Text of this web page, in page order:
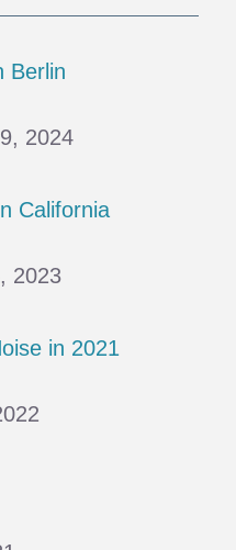
Berlin
2024
California
2023
in 2021